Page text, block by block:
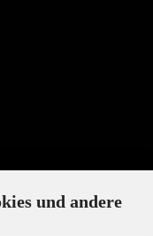
und andere